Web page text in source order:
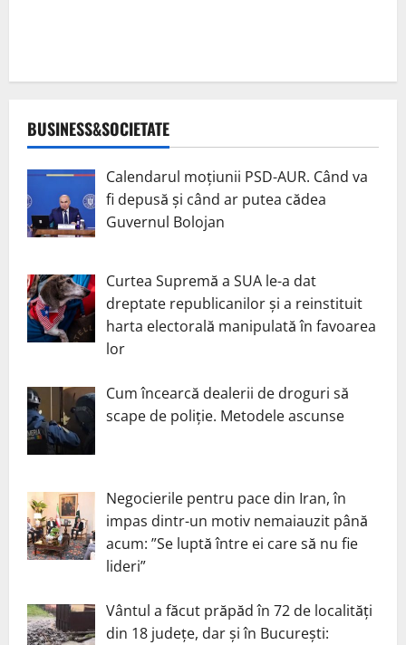
BUSINESS&SOCIETATE
Calendarul moțiunii PSD-AUR. Când va
fi depusă și când ar putea cădea
Guvernul Bolojan
Curtea Supremă a SUA le-a dat
dreptate republicanilor și a reinstituit
harta electorală manipulată în favoarea
lor
Cum încearcă dealerii de droguri să
scape de poliție. Metodele ascunse
Negocierile pentru pace din Iran, în
impas dintr-un motiv nemaiauzit până
acum: ”Se luptă între ei care să nu fie
lideri”
Vântul a făcut prăpăd în 72 de localități
din 18 județe, dar și în București: